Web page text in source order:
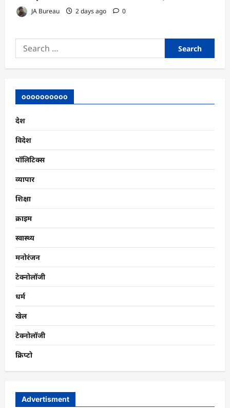
JA Bureau 2 days ago 0
Search
for:
oooooooooo
देश
विदेश
पॉलिटिक्स
व्यापार
शिक्षा
क्राइम
स्वास्थ्य
मनोरंजन
टेक्नोलॉजी
धर्म
खेल
टेक्नोलॉजी
क्रिप्टो
Advertisment